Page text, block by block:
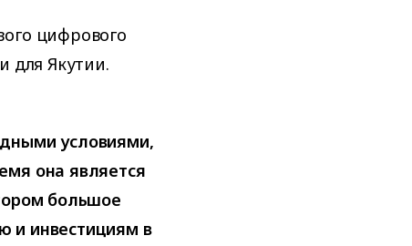
цифрового
для Якутии.
условиями,
она является
большое
и инвестициям в